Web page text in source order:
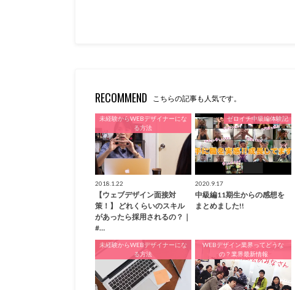
RECOMMEND こちらの記事も人気です。
未経験からWEBデザイナーにな
る方法
2018.1.22
【ウェブデザイン面接対
策！】 どれくらいのスキル
があったら採用されるの？｜
#…
ゼロイチ中級編体験記
2020.9.17
中級編11期生からの感想を
まとめました!!
未経験からWEBデザイナーにな
る方法
WEBデザイン業界ってどうな
の？業界最新情報